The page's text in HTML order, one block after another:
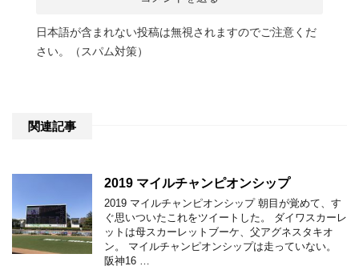
日本語が含まれない投稿は無視されますのでご注意くだ
さい。（スパム対策）
関連記事
2019 マイルチャンピオンシップ
2019 マイルチャンピオンシップ 朝目が覚めて、す
ぐ思いついたこれをツイートした。 ダイワスカーレ
ットは母スカーレットブーケ、父アグネスタキオ
ン。 マイルチャンピオンシップは走っていない。
阪神16 …